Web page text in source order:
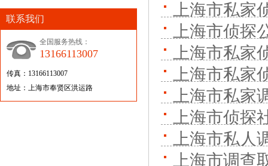
联系我们
全国服务热线：
13166113007
传真：13166113007
地址：上海市奉贤区洪运路
上海市私家
上海市侦
上海市私
上海市私家
上海市私
上海市侦
上海市私
上海市调